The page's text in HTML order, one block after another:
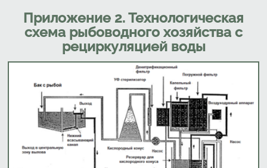
Приложение 2. Технологическая
схема рыбоводного хозяйства с
рециркуляцией воды